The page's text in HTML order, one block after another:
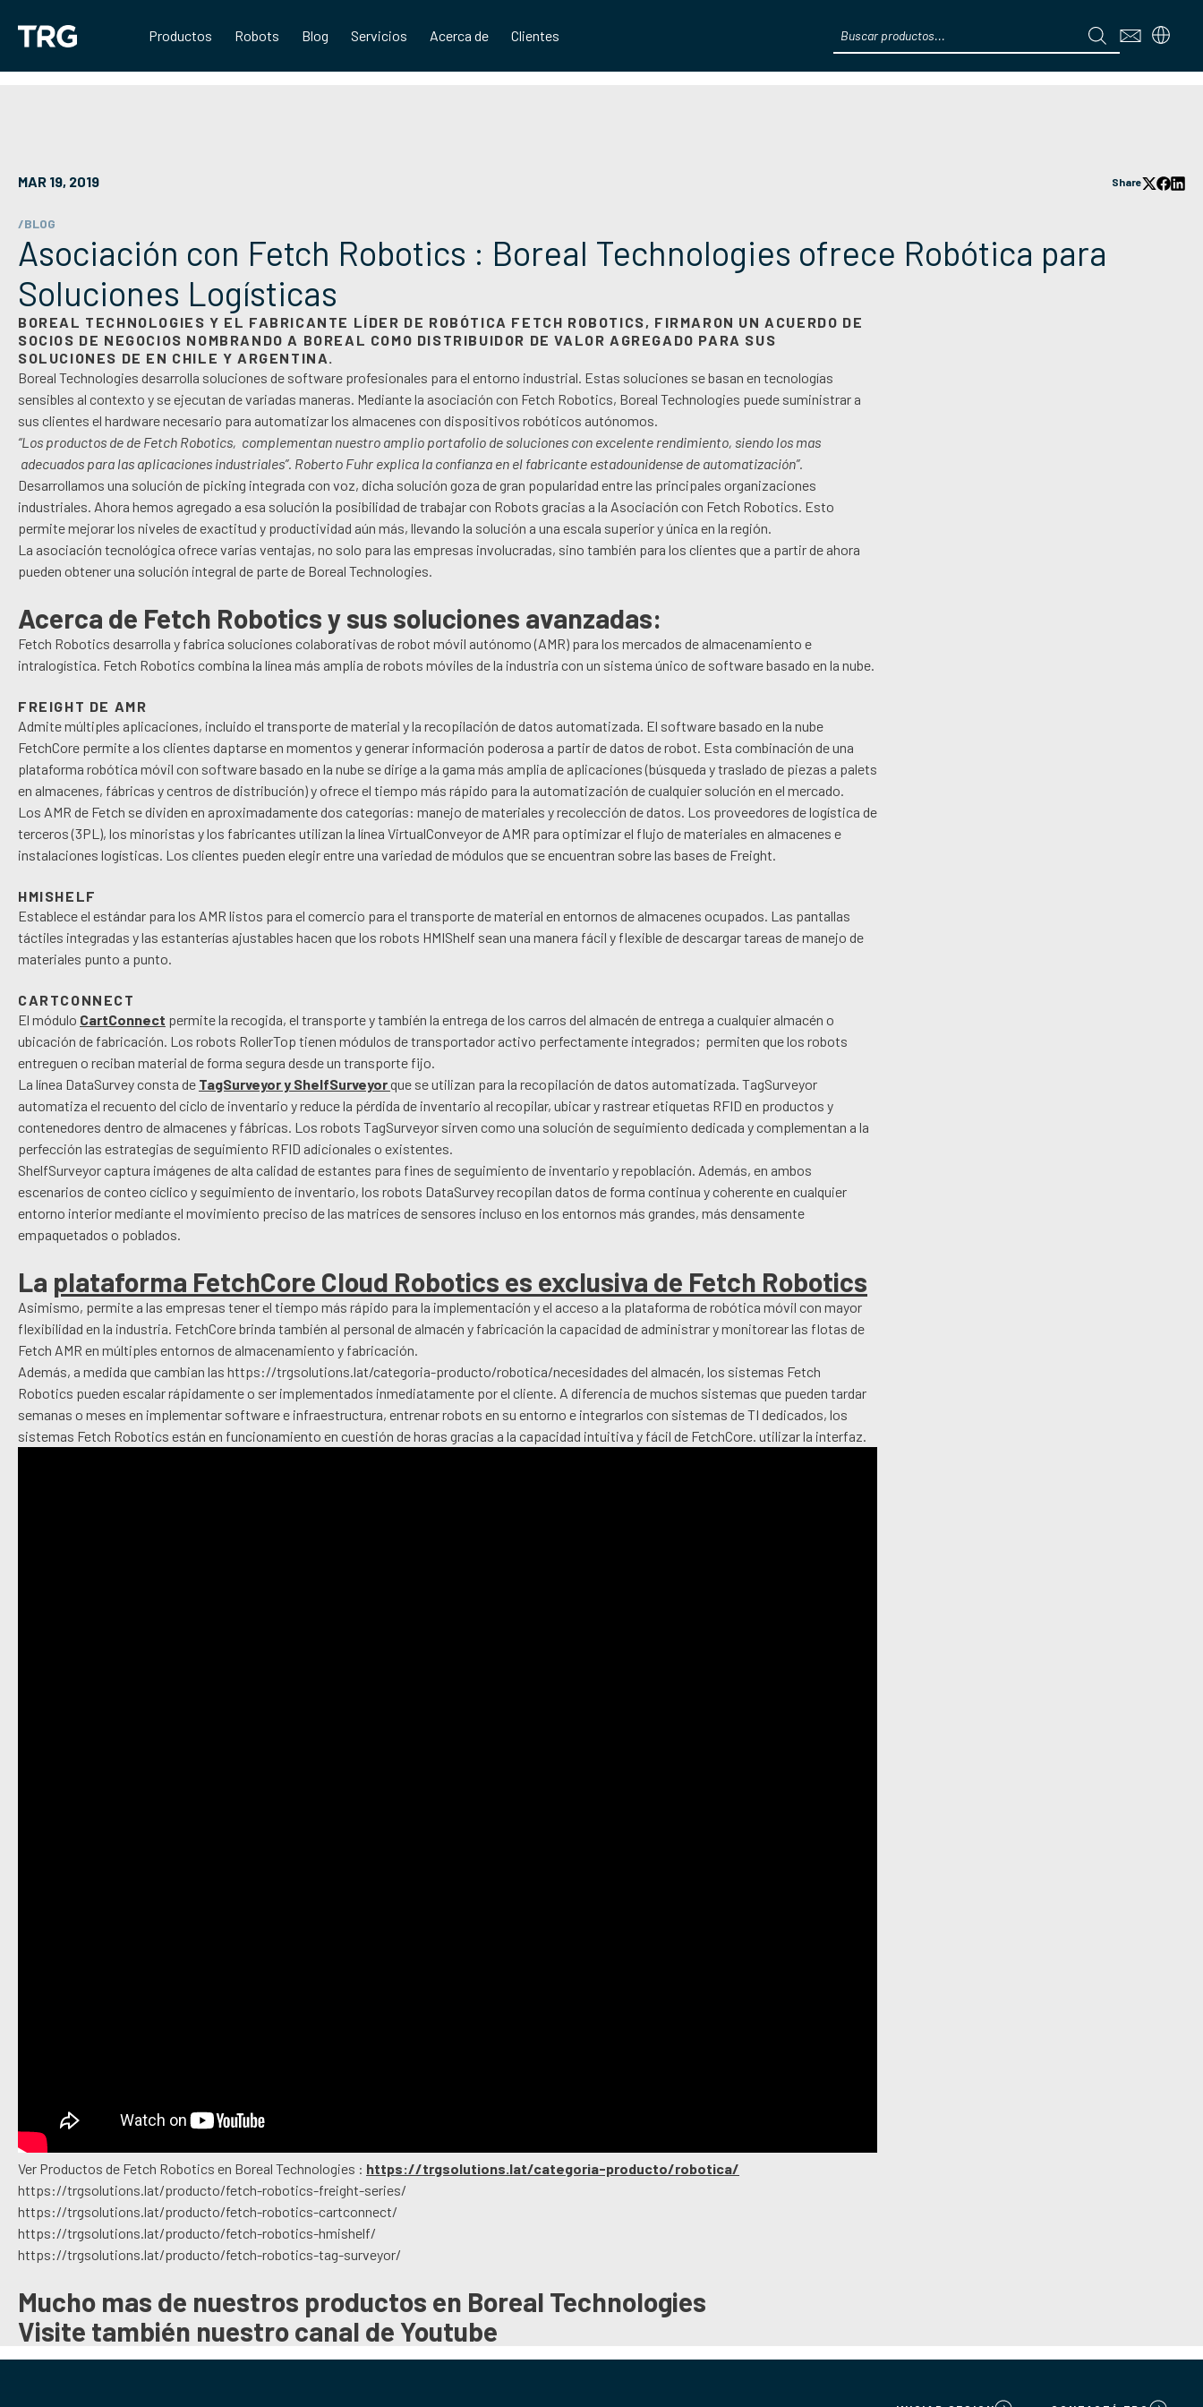
contenido
Productos Robots Blog Servicios Acerca de Clientes
search
MAR 19, 2019 Share
/BLOG
Asociación con Fetch Robotics : Boreal Technologies ofrece Robótica para
Soluciones Logísticas
BOREAL TECHNOLOGIES Y EL FABRICANTE LÍDER DE ROBÓTICA FETCH ROBOTICS, FIRMARON UN ACUERDO DE
SOCIOS DE NEGOCIOS NOMBRANDO A BOREAL COMO DISTRIBUIDOR DE VALOR AGREGADO PARA SUS
SOLUCIONES DE EN CHILE Y ARGENTINA.
Boreal Technologies desarrolla soluciones de software profesionales para el entorno industrial. Estas soluciones se basan en tecnologías
sensibles al contexto y se ejecutan de variadas maneras. Mediante la asociación con Fetch Robotics, Boreal Technologies puede suministrar a
sus clientes el hardware necesario para automatizar los almacenes con dispositivos robóticos autónomos.
“Los productos de de Fetch Robotics, complementan nuestro amplio portafolio de soluciones con excelente rendimiento, siendo los mas
adecuados para las aplicaciones industriales”. Roberto Fuhr explica la confianza en el fabricante estadounidense de automatización”.
Desarrollamos una solución de picking integrada con voz, dicha solución goza de gran popularidad entre las principales organizaciones
industriales. Ahora hemos agregado a esa solución la posibilidad de trabajar con Robots gracias a la Asociación con Fetch Robotics. Esto
permite mejorar los niveles de exactitud y productividad aún más, llevando la solución a una escala superior y única en la región.
La asociación tecnológica ofrece varias ventajas, no solo para las empresas involucradas, sino también para los clientes que a partir de ahora
pueden obtener una solución integral de parte de Boreal Technologies.
Acerca de Fetch Robotics y sus soluciones avanzadas:
Fetch Robotics desarrolla y fabrica soluciones colaborativas de robot móvil autónomo (AMR) para los mercados de almacenamiento e
intralogística. Fetch Robotics combina la línea más amplia de robots móviles de la industria con un sistema único de software basado en la nube.
FREIGHT DE AMR
Admite múltiples aplicaciones, incluido el transporte de material y la recopilación de datos automatizada. El software basado en la nube
FetchCore permite a los clientes daptarse en momentos y generar información poderosa a partir de datos de robot. Esta combinación de una
plataforma robótica móvil con software basado en la nube se dirige a la gama más amplia de aplicaciones (búsqueda y traslado de piezas a palets
en almacenes, fábricas y centros de distribución) y ofrece el tiempo más rápido para la automatización de cualquier solución en el mercado.
Los AMR de Fetch se dividen en aproximadamente dos categorías: manejo de materiales y recolección de datos. Los proveedores de logística de
terceros (3PL), los minoristas y los fabricantes utilizan la línea VirtualConveyor de AMR para optimizar el flujo de materiales en almacenes e
instalaciones logísticas. Los clientes pueden elegir entre una variedad de módulos que se encuentran sobre las bases de Freight.
HMISHELF
Establece el estándar para los AMR listos para el comercio para el transporte de material en entornos de almacenes ocupados. Las pantallas
táctiles integradas y las estanterías ajustables hacen que los robots HMIShelf sean una manera fácil y flexible de descargar tareas de manejo de
materiales punto a punto.
CARTCONNECT
El módulo CartConnect permite la recogida, el transporte y también la entrega de los carros del almacén de entrega a cualquier almacén o
ubicación de fabricación. Los robots RollerTop tienen módulos de transportador activo perfectamente integrados; permiten que los robots
entreguen o reciban material de forma segura desde un transporte fijo.
La línea DataSurvey consta de TagSurveyor y ShelfSurveyorque se utilizan para la recopilación de datos automatizada. TagSurveyor
automatiza el recuento del ciclo de inventario y reduce la pérdida de inventario al recopilar, ubicar y rastrear etiquetas RFID en productos y
contenedores dentro de almacenes y fábricas. Los robots TagSurveyor sirven como una solución de seguimiento dedicada y complementan a la
perfección las estrategias de seguimiento RFID adicionales o existentes.
ShelfSurveyor captura imágenes de alta calidad de estantes para fines de seguimiento de inventario y repoblación. Además, en ambos
escenarios de conteo cíclico y seguimiento de inventario, los robots DataSurvey recopilan datos de forma continua y coherente en cualquier
entorno interior mediante el movimiento preciso de las matrices de sensores incluso en los entornos más grandes, más densamente
empaquetados o poblados.
La plataforma FetchCore Cloud Robotics es exclusiva de Fetch Robotics
Asimismo, permite a las empresas tener el tiempo más rápido para la implementación y el acceso a la plataforma de robótica móvil con mayor
flexibilidad en la industria. FetchCore brinda también al personal de almacén y fabricación la capacidad de administrar y monitorear las flotas de
Fetch AMR en múltiples entornos de almacenamiento y fabricación.
Además, a medida que cambian las https://trgsolutions.lat/categoria-producto/robotica/necesidades del almacén, los sistemas Fetch
Robotics pueden escalar rápidamente o ser implementados inmediatamente por el cliente. A diferencia de muchos sistemas que pueden tardar
semanas o meses en implementar software e infraestructura, entrenar robots en su entorno e integrarlos con sistemas de TI dedicados, los
sistemas Fetch Robotics están en funcionamiento en cuestión de horas gracias a la capacidad intuitiva y fácil de FetchCore. utilizar la interfaz.
Ver Productos de Fetch Robotics en Boreal Technologies : https://trgsolutions.lat/categoria-producto/robotica/
https://trgsolutions.lat/producto/fetch-robotics-freight-series/
https://trgsolutions.lat/producto/fetch-robotics-cartconnect/
https://trgsolutions.lat/producto/fetch-robotics-hmishelf/
https://trgsolutions.lat/producto/fetch-robotics-tag-surveyor/
Mucho mas de nuestros productos en Boreal Technologies
Visite también nuestro canal de Youtube